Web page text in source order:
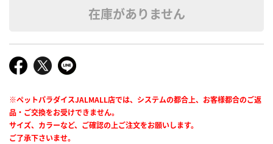
在庫がありません
※ペットパラダイスJALMALL店では、システムの都合上、お客様都合のご返
品・ご交換をお受けできません。
サイズ、カラーなど、ご確認の上ご注文をお願いします。
ご了承下さいませ。